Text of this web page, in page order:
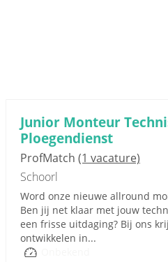
Junior Monteur
Ploegendienst
ProfMatch (1 vacature)
Schoorl
Word onze nieuwe allround
Ben jij net klaar met jouw
een frisse uitdaging? Bij ons
ontwikkelen in...